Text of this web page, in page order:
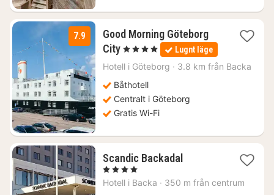
7.9
Good Morning Göteborg
City 1
natt
från
kr.
, 4 Stjärnor Lugnt läge
Hotell i Göteborg · 3.8 km från Backa
Båthotell
Centralt i Göteborg
Gratis Wi-Fi
Scandic Backadal1
från
, 4 Stjärnor
Hotell i Backa · 350 m från centrum